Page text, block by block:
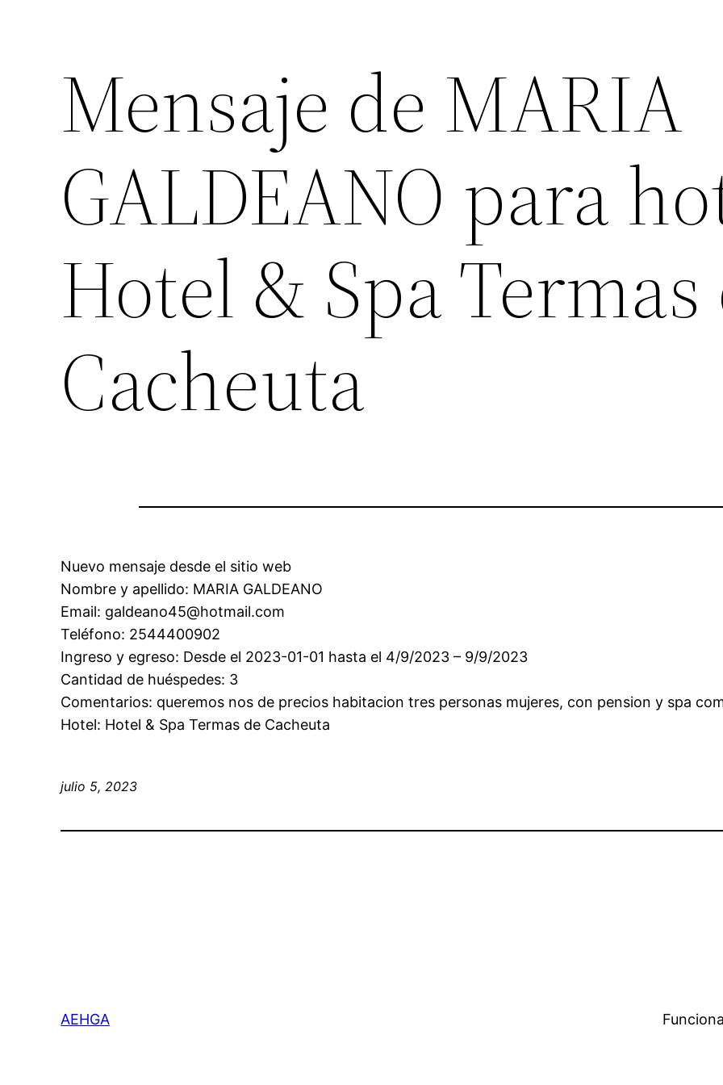
Mensaje de MARIA
GALDEANO para
Hotel & Spa Termas
Cacheuta
Nuevo mensaje desde el sitio web
Nombre y apellido: MARIA GALDEANO
Email: galdeano45@hotmail.com
Teléfono: 2544400902
Ingreso y egreso: Desde el 2023-01-01 hasta el 4/9/2023 – 9/9/2023
Cantidad de huéspedes: 3
Comentarios: queremos nos de precios habitacion tres personas mujeres, con pension y spa
Hotel: Hotel & Spa Termas de Cacheuta
julio 5, 2023
AEHGA